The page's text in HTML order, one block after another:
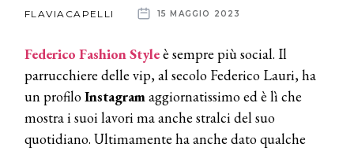
FLAVIACAPELLI 15 MAGGIO 2023
Federico Fashion Styleè sempre più social. Il
parrucchiere delle vip, al secolo Federico Lauri, ha
un profiloInstagramaggiornatissimo ed è lì che
mostra i suoi lavori ma anche stralci del suo
quotidiano. Ultimamente ha anche dato qualche